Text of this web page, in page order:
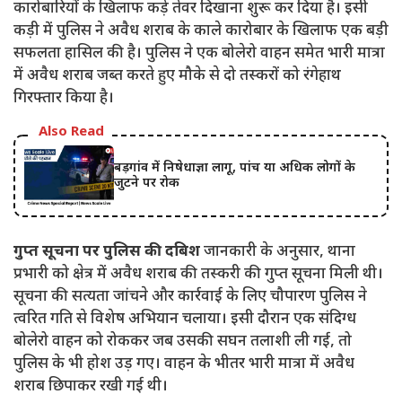
कारोबारियों के खिलाफ कड़े तेवर दिखाना शुरू कर दिया है। इसी
कड़ी में पुलिस ने अवैध शराब के काले कारोबार के खिलाफ एक बड़ी
सफलता हासिल की है। पुलिस ने एक बोलेरो वाहन समेत भारी मात्रा
में अवैध शराब जब्त करते हुए मौके से दो तस्करों को रंगेहाथ
गिरफ्तार किया है।
Also Read
बड़गांव में निषेधाज्ञा लागू, पांच या अधिक लोगों के
जुटने पर रोक
गुप्त सूचना पर पुलिस की दबिशजानकारी के अनुसार, थाना
प्रभारी को क्षेत्र में अवैध शराब की तस्करी की गुप्त सूचना मिली थी।
सूचना की सत्यता जांचने और कार्रवाई के लिए चौपारण पुलिस ने
त्वरित गति से विशेष अभियान चलाया। इसी दौरान एक संदिग्ध
बोलेरो वाहन को रोककर जब उसकी सघन तलाशी ली गई, तो
पुलिस के भी होश उड़ गए। वाहन के भीतर भारी मात्रा में अवैध
शराब छिपाकर रखी गई थी।